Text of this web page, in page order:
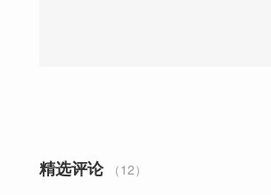
精选评论 （12）